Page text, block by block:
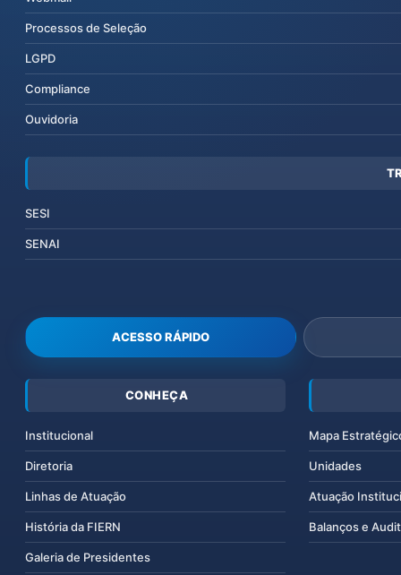
Processos de Seleção
LGPD
Compliance
Ouvidoria
SESI
SENAI
ACESSO RÁPIDO
CONHEÇA
Institucional
Diretoria
Linhas de Atuação
História da FIERN
Galeria de Presidentes
Mapa
Unidades
Atuação
Balanços e